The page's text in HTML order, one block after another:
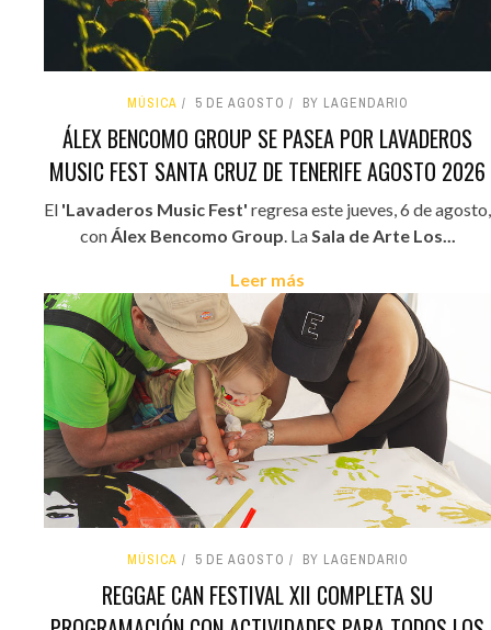
MÚSICA 5 DE AGOSTO BY LAGENDARIO
ÁLEX BENCOMO GROUP SE PASEA POR LAVADEROS
MUSIC FEST SANTA CRUZ DE TENERIFE AGOSTO 2026
El 'Lavaderos Music Fest' regresa este jueves, 6 de agosto,
conÁlex Bencomo Group. LaSala de Arte Los...
Leer más
MÚSICA 5 DE AGOSTO BY LAGENDARIO
REGGAE CAN FESTIVAL XII COMPLETA SU